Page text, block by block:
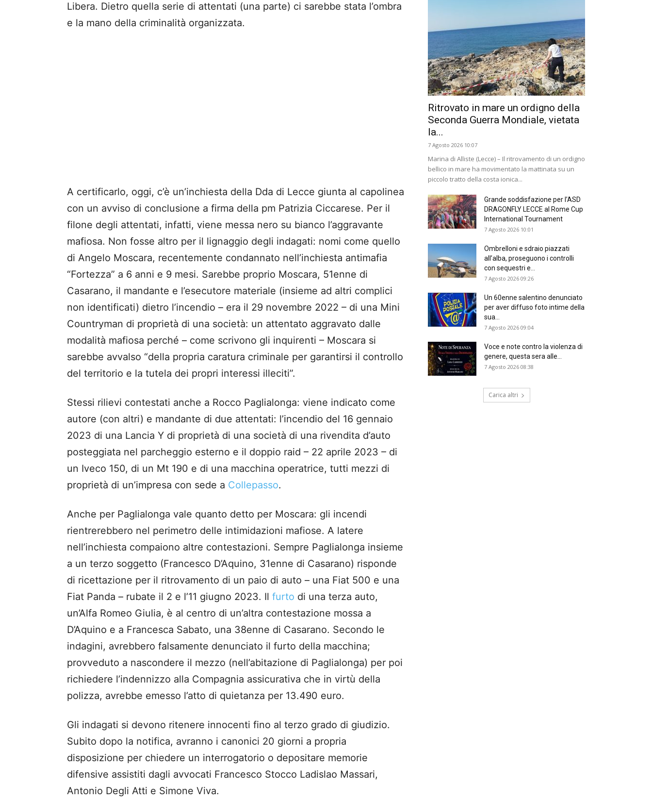
Libera. Dietro quella serie di attentati (una parte) ci sarebbe stata l’ombra
e la mano della criminalità organizzata.
A certificarlo, oggi, c’è un’inchiesta della Dda di Lecce giunta al capolinea
con un avviso di conclusione a firma della pm Patrizia Ciccarese. Per il
filone degli attentati, infatti, viene messa nero su bianco l’aggravante
mafiosa. Non fosse altro per il lignaggio degli indagati: nomi come quello
di Angelo Moscara, recentemente condannato nell’inchiesta antimafia
“Fortezza” a 6 anni e 9 mesi. Sarebbe proprio Moscara, 51enne di
Casarano, il mandante e l’esecutore materiale (insieme ad altri complici
non identificati) dietro l’incendio – era il 29 novembre 2022 – di una Mini
Countryman di proprietà di una società: un attentato aggravato dalle
modalità mafiosa perché – come scrivono gli inquirenti – Moscara si
sarebbe avvalso “della propria caratura criminale per garantirsi il controllo
del territorio e la tutela dei propri interessi illeciti”.
Stessi rilievi contestati anche a Rocco Paglialonga: viene indicato come
autore (con altri) e mandante di due attentati: l’incendio del 16 gennaio
2023 di una Lancia Y di proprietà di una società di una rivendita d’auto
posteggiata nel parcheggio esterno e il doppio raid – 22 aprile 2023 – di
un Iveco 150, di un Mt 190 e di una macchina operatrice, tutti mezzi di
proprietà di un’impresa con sede a Collepasso.
Anche per Paglialonga vale quanto detto per Moscara: gli incendi
rientrerebbero nel perimetro delle intimidazioni mafiose. A latere
nell’inchiesta compaiono altre contestazioni. Sempre Paglialonga insieme
a un terzo soggetto (Francesco D’Aquino, 31enne di Casarano) risponde
di ricettazione per il ritrovamento di un paio di auto – una Fiat 500 e una
Fiat Panda – rubate il 2 e l’11 giugno 2023. Il furto di una terza auto,
un’Alfa Romeo Giulia, è al centro di un’altra contestazione mossa a
D’Aquino e a Francesca Sabato, una 38enne di Casarano. Secondo le
indagini, avrebbero falsamente denunciato il furto della macchina;
provveduto a nascondere il mezzo (nell’abitazione di Paglialonga) per poi
richiedere l’indennizzo alla Compagnia assicurativa che in virtù della
polizza, avrebbe emesso l’atto di quietanza per 13.490 euro.
Gli indagati si devono ritenere innocenti fino al terzo grado di giudizio.
Subito dopo la notifica, avranno i canonici 20 giorni a propria
disposizione per chiedere un interrogatorio o depositare memorie
difensive assistiti dagli avvocati Francesco Stocco Ladislao Massari,
Antonio Degli Atti e Simone Viva.
Ritrovato in mare un ordigno della
Seconda Guerra Mondiale, vietata
la...
7 Agosto 2026 10:07
Marina di Alliste (Lecce) – Il ritrovamento di un ordigno
bellico in mare ha movimentato la mattinata su un
piccolo tratto della costa ionica...
Grande soddisfazione per l’ASD
DRAGONFLY LECCE al Rome Cup
International Tournament
7 Agosto 2026 10:01
Ombrelloni e sdraio piazzati
all’alba, proseguono i controlli
con sequestri e...
7 Agosto 2026 09:26
Un 60enne salentino denunciato
per aver diffuso foto intime della
sua...
7 Agosto 2026 09:04
Voce e note contro la violenza di
genere, questa sera alle...
7 Agosto 2026 08:38
Carica altri